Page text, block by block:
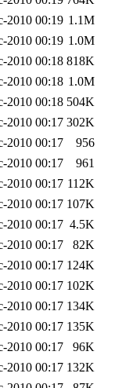
2010 00:19 1.1M
2010 00:19 1.0M
2010 00:18 818K
2010 00:18 1.0M
2010 00:18 504K
2010 00:17 302K
2010 00:17
956
2010 00:17
961
2010 00:17 112K
2010 00:17 107K
2010 00:17 4.5K
2010 00:17
82K
2010 00:17 124K
2010 00:17 102K
2010 00:17 134K
2010 00:17 135K
2010 00:17
96K
2010 00:17 132K